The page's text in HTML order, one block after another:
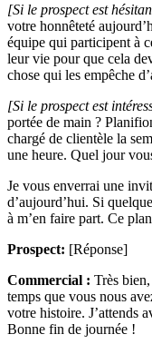
[Si le prospect est
votre honnêteté
équipe qui participent à
leur vie pour que cela
chose qui les empêche
[Si le prospect est
portée de main ?
chargé de clientèle la
une heure. Quel jour
Je vous enverrai une
d’aujourd’hui. Si
à m’en faire part. Ce
Prospect: [Réponse]
Commercial : Très
temps que vous nous
votre histoire. J’attends
Bonne fin de journée !